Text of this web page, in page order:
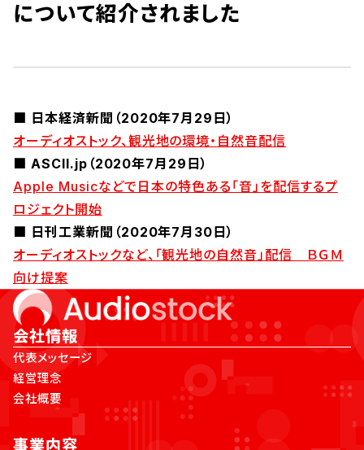
について紹介されました
■ 日本経済新聞（2020年7月29日）
オーディオストック、観光地の環境・自然音配信
■ ASCII.jp（2020年7月29日）
Apple Musicなどで日本の特色ある「音」を配信するプ
ロジェクト開始
■ 日刊工業新聞（2020年7月30日）
オーディオストックなど、「観光地の自然音」配信 ＢＧＭ
向け提案
会社情報
代表メッセージ
経営理念
会社概要
事業内容